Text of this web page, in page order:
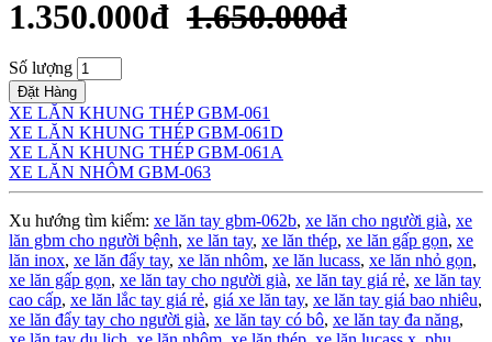
1.350.000đ 1.650.000đ
Số lượng
Đặt Hàng
XE LĂN KHUNG THÉP GBM-061
XE LĂN KHUNG THÉP GBM-061D
XE LĂN KHUNG THÉP GBM-061A
XE LĂN NHÔM GBM-063
Xu hướng tìm kiếm: xe lăn tay gbm-062b, xe lăn cho người già, xe
lăn gbm cho người bệnh, xe lăn tay, xe lăn thép, xe lăn gấp gọn, xe
lăn inox, xe lăn đẩy tay, xe lăn nhôm, xe lăn lucass, xe lăn nhỏ gọn,
xe lăn gấp gọn, xe lăn tay cho người già, xe lăn tay giá rẻ, xe lăn tay
cao cấp, xe lăn lắc tay giá rẻ, giá xe lăn tay, xe lăn tay giá bao nhiêu,
xe lăn đẩy tay cho người già, xe lăn tay có bô, xe lăn tay đa năng,